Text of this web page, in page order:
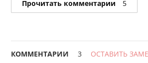
Прочитать комментарии 5
КОММЕНТАРИИ 3 ОСТАВИТЬ